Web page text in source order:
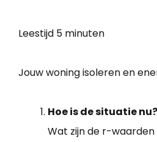
Leestijd 5 minuten
Jouw woning isoleren en
Hoe is de situatie nu?
Wat zijn de r-waarden